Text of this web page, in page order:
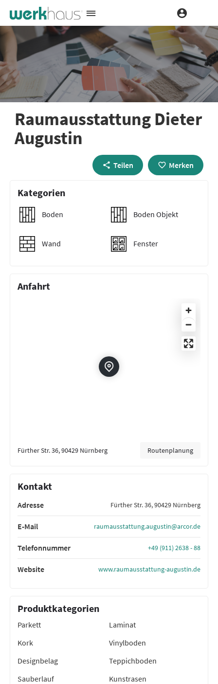
Raumausstattung Dieter
Augustin
Teilen Merken
Kategorien
Boden Boden Objekt
Wand Fenster
Anfahrt
Fürther Str. 36, 90429 Nürnberg Routenplanung
Kontakt
Adresse Fürther Str. 36, 90429 Nürnberg
E-Mail raumausstattung.augustin@arcor.de
Telefonnummer +49 (911) 2638 - 88
Website www.raumausstattung-augustin.de
Produktkategorien
Parkett
Laminat
Kork
Vinylboden
Designbelag
Teppichboden
Sauberlauf
Kunstrasen